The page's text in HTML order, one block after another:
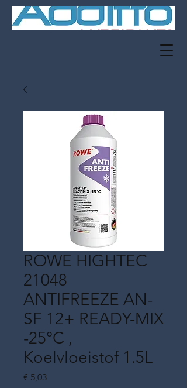
ROWE HIGHTEC
21048
ANTIFREEZE AN-
SF 12+ READY-MIX
-25°C ,
Koelvloeistof 1.5L
€ 5,03Prijs